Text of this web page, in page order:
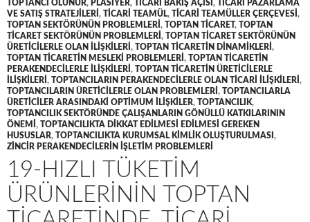
TOPTANCI OLUNUR, PLASIYER, TICARI BAKIŞ AÇISI , TICARI PAZARLAMA
VE SATIŞ STRATEJILERI , TICARI TEAMÜL, TICARI TEAMÜLLER ÇERÇEVESI ,
TOPTAN SEKTÖRÜNÜN PROBLEMLERI , TOPTAN TICARET, TOPTAN
TICARET SEKTÖRÜNÜN PROBLEMLERI , TOPTAN TICARET SEKTÖRÜNÜN
ÜRETICILERLE OLAN ILIŞKILERI , TOPTAN TICARETIN DINAMIKLERI ,
TOPTAN TICARETIN MESLEKI PROBLEMLERI , TOPTAN TICARETIN
PERAKENDECILERLE ILIŞKILERI , TOPTAN TICARETIN ÜRETICILERLE
ILIŞKILERI , TOPTANCILARIN PERAKENDECILERLE OLAN TICARI ILIŞKILERI ,
TOPTANCILARIN ÜRETICILERLE OLAN PROBLEMLERI , TOPTANCILARLA
ÜRETICILER ARASINDAKI OPTIMUM ILIŞKILER, TOPTANCILIK,
TOPTANCILIK SEKTÖRÜNDE ÇALIŞANLARIN GÖNÜLLÜ KATKILARININ
ÖNEMI , TOPTANCILIKTA DIKKAT EDILMESI EDILMESI GEREKEN
HUSUSLAR, TOPTANCILIKTA KURUMSAL KIMLIK OLUŞTURULMASI ,
ZINCIR PERAKENDECILERIN IŞLETIM PROBLEMLERI
19-HIZLI TÜKETIM
ÜRÜNLERININ TOPTAN